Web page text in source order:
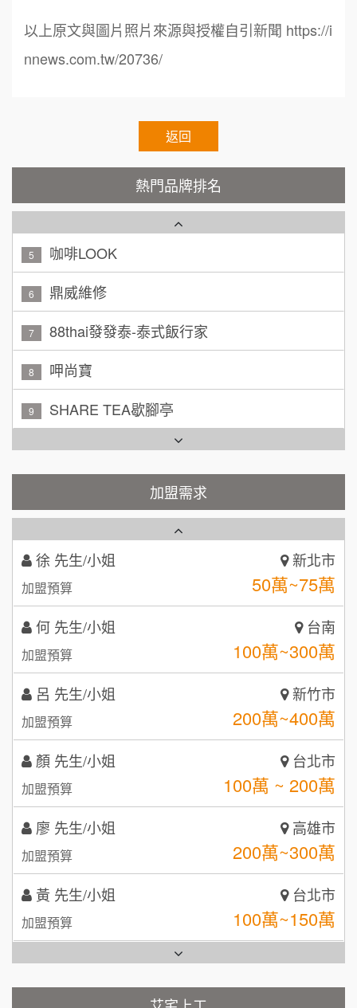
以上原文與圖片照片來源與授權自引新聞 https://i
nnews.com.tw/20736/
返回
熱門品牌排名
10 TEA TOP台灣第一味
秉宏小米甜甜圈
4 潮鍋癮
5 咖啡LOOK
6 鼎威維修
7 88thai發發泰-泰式飯行家
8 呷尚寶
9 SHARE TEA歇腳亭
TEA TOP台灣第一味
Cozy coffee可集咖啡
霏等茶
3 秉宏小米甜甜圈
4 潮鍋癮
咖啡LOOK
鼎威維修
7 88thai發發泰-泰式飯行家
8 呷尚寶
9 SHARE TEA歇腳亭
10 TEA TOP台灣第一味
加盟需求
加盟預算 100萬~300萬
加盟預算 100萬 ~ 200萬
廖 先生/小姐 高雄市
加盟預算 200萬~300萬
黃 先生/小姐 台北市
加盟預算
林 先生/小姐
加盟預算
吳 先生/小姐
100萬~200萬
周 先生/小姐 台北
加盟預算
徐 先生/小姐 新北市
加盟預算 50萬~75萬
何 先生/小姐 台南
加盟預算 100萬~300萬
呂 先生/小姐 新竹市
加盟預算 200萬~400萬
顏 先生/小姐 台北市
加盟預算 100萬 ~ 200萬
廖 先生/小姐 高雄市
加盟預算 200萬~300萬
黃 先生/小姐 台北市
加盟預算 100萬~150萬
林 先生/小姐 屏東縣
100萬 ~ 200萬
【曉妍美妝】誠徵行政櫃檯
自助洗衣店誠徵代洗收送人員(台中市)
MUSHEN徵SPA美容芳療師
日十。早午食加盟說明會
拾鑶火鍋加盟說明會
全家加盟說明會
彭富貴加盟說明會